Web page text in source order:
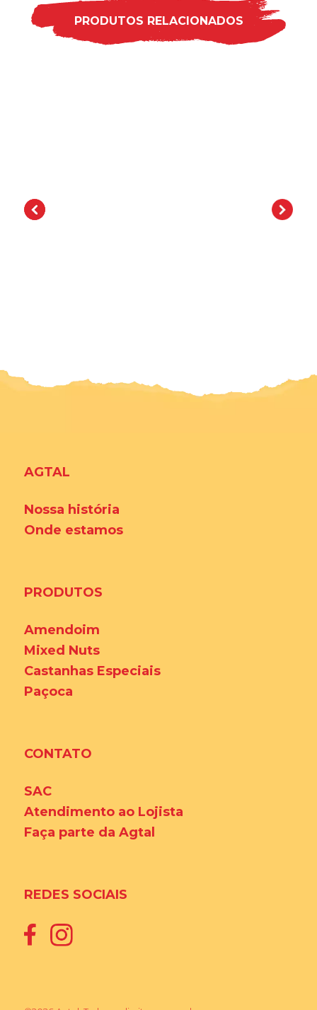
PRODUTOS RELACIONADOS
AGTAL
Nossa história
Onde estamos
PRODUTOS
Amendoim
Mixed Nuts
Castanhas Especiais
Paçoca
CONTATO
SAC
Atendimento ao Lojista
Faça parte da Agtal
REDES SOCIAIS